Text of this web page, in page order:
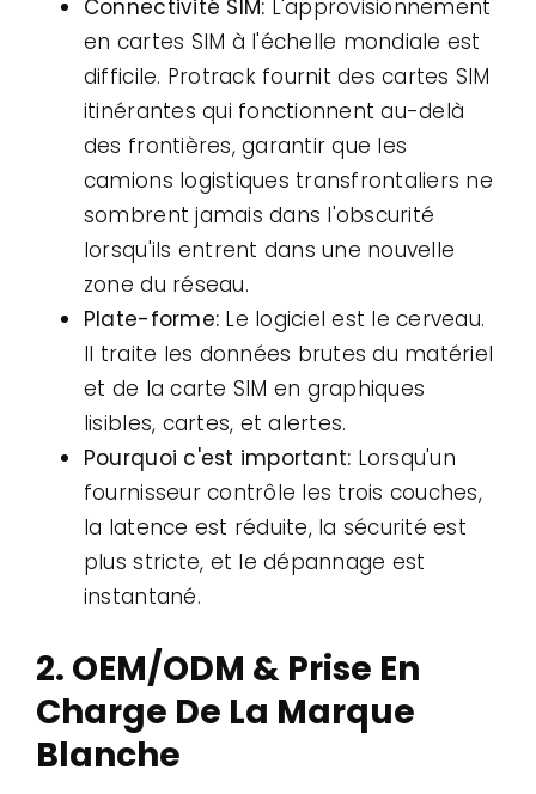
Connectivité SIM: L'approvisionnement
en cartes SIM à l'échelle mondiale est
difficile. Protrack fournit des cartes SIM
itinérantes qui fonctionnent au-delà
des frontières, garantir que les
camions logistiques transfrontaliers ne
sombrent jamais dans l'obscurité
lorsqu'ils entrent dans une nouvelle
zone du réseau.
Plate-forme: Le logiciel est le cerveau.
Il traite les données brutes du matériel
et de la carte SIM en graphiques
lisibles, cartes, et alertes.
Pourquoi c'est important: Lorsqu'un
fournisseur contrôle les trois couches,
la latence est réduite, la sécurité est
plus stricte, et le dépannage est
instantané.
2. OEM/ODM & Prise En
Charge De La Marque
Blanche